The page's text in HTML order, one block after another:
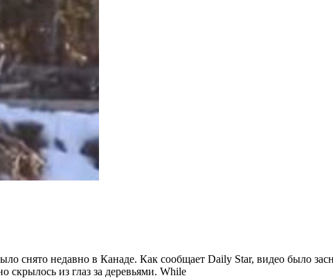
снято недавно в Канаде. Как сообщает Daily Star, видео было
скрылось из глаз за деревьями. While